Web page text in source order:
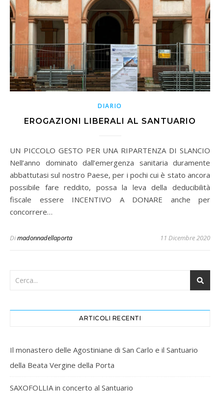
DIARIO
EROGAZIONI LIBERALI AL SANTUARIO
UN PICCOLO GESTO PER UNA RIPARTENZA DI SLANCIO
Nell’anno dominato dall’emergenza sanitaria duramente
abbattutasi sul nostro Paese, per i pochi cui è stato ancora
possibile fare reddito, possa la leva della deducibilità
fiscale essere INCENTIVO A DONARE anche per
concorrere…
Dimadonnadellaporta 11 Dicembre 2020
ARTICOLI RECENTI
Il monastero delle Agostiniane di San Carlo e il Santuario
della Beata Vergine della Porta
SAXOFOLLIA in concerto al Santuario